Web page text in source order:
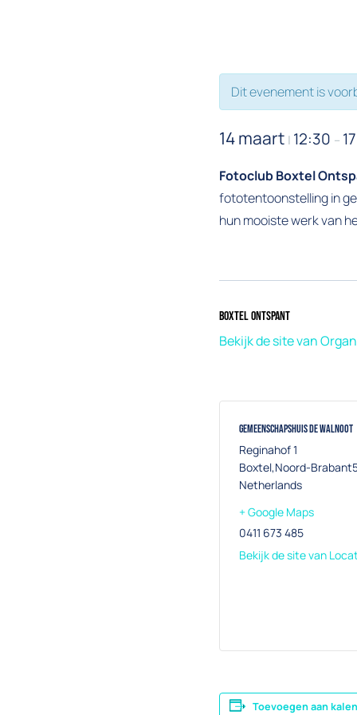
Dit evenement is
14 maart | 12:30 –
Fotoclub Boxtel
fototentoonstelling in
hun mooiste werk van
Boxtel Ontspant
Bekijk de site van
Gemeenschapshuis De Walnoot
Reginahof 1
Boxtel,Noord-Brabant
Netherlands
+ Google Maps
0411 673 485
Bekijk de site van
Toevoegen aan